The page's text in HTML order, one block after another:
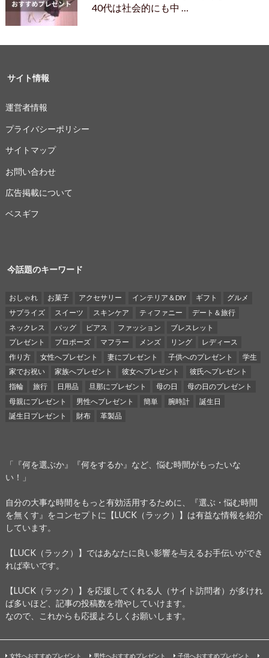
40代は社会的にも中 …
サイト情報
運営者情報
プライバシーポリシー
サイトマップ
お問い合わせ
広告掲載について
ベスギフ
今話題のキーワード
おしゃれ お菓子 アクセサリー インテリア＆DIY ギフト
グルメ
サプライズ
スイーツ スキンケア ティファニー
デート＆旅行
ネックレス
バッグ ピアス ファッション
ブレスレット
プレゼント
プロポーズ マフラー メンズ リング
レディース
作り方
女性へプレゼント 妻にプレゼント 子供へのプレゼント
学生
家でお祝い
家族へプレゼント 彼女へプレゼント
彼氏へプレゼント
指輪
旅行 日用品 旦那にプレゼント 母の日
母の日のプレゼント
母親にプレゼント
男性へプレゼント 簡単 腕時計
誕生日
誕生日プレゼント
財布 革製品
「『何を選ぶか』『何をするか』など、悩む時間がもったいな
い！」
自分の大事な時間をもっと有効活用するために、『選ぶ・悩む時間
を無くす』をコンセプトに【LUCK（ラック）】は有益な情報を紹介
しています。
【LUCK（ラック）】ではあなたに良い影響を与えるお手伝いができ
れば幸いです。
【LUCK（ラック）】を応援してくれる人（サイト訪問者）が多けれ
ば多いほど、記事の投稿数を増やしていけます。
なので、これからも応援よろしくお願いします。
女性へおすすめプレゼント 男性へおすすめプレゼント 子供へおすすめプレゼント